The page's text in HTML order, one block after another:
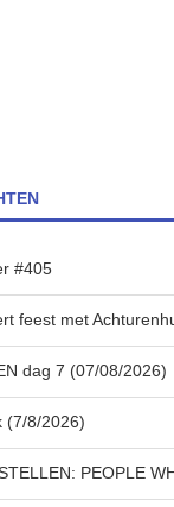
#405
feest met
dag 7 (07/08/2026)
(7/8/2026)
PEOPLE